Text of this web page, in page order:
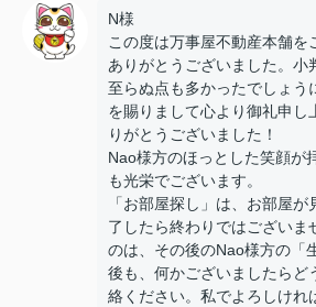
N様
この度は万事屋不動産本舗を
ありがとうございました。小
至らぬ点も多かったでしょう
を賜りまして心より御礼申し
りがとうございました！
Nao様方のほっとした笑顔が
も光栄でございます。
「お部屋探し」は、お部屋
了したら終わりではございま
のは、その後のNao様方の「
後も、何かございましたらど
絡ください。私でよろしけれ